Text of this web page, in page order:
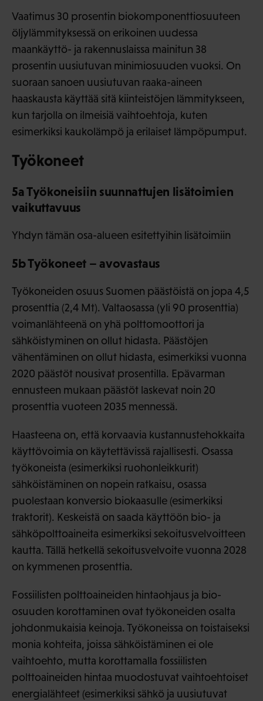
Vaatimus 30 prosentin biokomponenttiosuuteen
öljylämmityksessä on erikoinen uudessa
maankäyttö- ja rakennuslaissa mainitun 38
prosentin uusiutuvan minimiosuuden vuoksi. On
suoraan sanoen uusiutuvan raaka-aineen
haaskausta käyttää sitä kiinteistöjen lämmitykseen,
kun tarjolla on ilmeisiä vaihtoehtoja, kuten
esimerkiksi kaukolämpö ja erilaiset lämpöpumput.
Työkoneet
5a Työkoneisiin suunnattujen lisätoimien
vaikuttavuus
Yhdyn tämän osa-alueen esitettyihin lisätoimiin
5b Työkoneet – avovastaus
Työkoneiden osuus Suomen päästöistä on jopa 4,5
prosenttia (2,4 Mt). Valtaosassa (yli 90 prosenttia)
voimanlähteenä on yhä polttomoottori ja
sähköistyminen on ollut hidasta. Päästöjen
vähentäminen on ollut hidasta, esimerkiksi vuonna
2020 päästöt nousivat prosentilla. Epävarman
ennusteen mukaan päästöt laskevat noin 20
prosenttia vuoteen 2035 mennessä.
Haasteena on, että korvaavia kustannustehokkaita
käyttövoimia on käytettävissä rajallisesti. Osassa
työkoneista (esimerkiksi ruohonleikkurit)
sähköistäminen on nopein ratkaisu, osassa
puolestaan konversio biokaasulle (esimerkiksi
traktorit). Keskeistä on saada käyttöön bio- ja
sähköpolttoaineita esimerkiksi sekoitusvelvoitteen
kautta. Tällä hetkellä sekoitusvelvoite vuonna 2028
on kymmenen prosenttia.
Fossiilisten polttoaineiden hintaohjaus ja bio-
osuuden korottaminen ovat työkoneiden osalta
johdonmukaisia keinoja. Työkoneissa on toistaiseksi
monia kohteita, joissa sähköistäminen ei ole
vaihtoehto, mutta korottamalla fossiilisten
polttoaineiden hintaa muodostuvat vaihtoehtoiset
energialähteet (esimerkiksi sähkö ja uusiutuvat